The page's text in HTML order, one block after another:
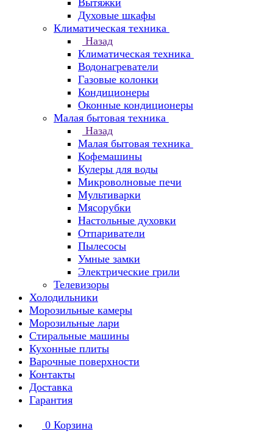
Вытяжки
Духовые шкафы
Климатическая техника
Назад
Климатическая техника
Водонагреватели
Газовые колонки
Кондиционеры
Оконные кондиционеры
Малая бытовая техника
Назад
Малая бытовая техника
Кофемашины
Кулеры для воды
Микроволновые печи
Мультиварки
Мясорубки
Настольные духовки
Отпариватели
Пылесосы
Умные замки
Электрические грили
Телевизоры
Холодильники
Морозильные камеры
Морозильные лари
Стиральные машины
Кухонные плиты
Варочные поверхности
Контакты
Доставка
Гарантия
0 Корзина